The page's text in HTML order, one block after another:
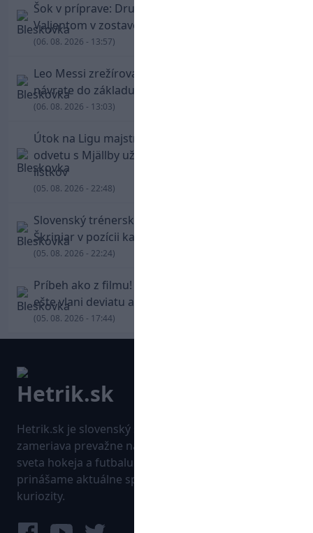
Šok v príprave: Druholigová Mallorca s
Valjentom v zostave zdolala PSG
(06. 08. 2026 - 13:57)
Leo Messi zrežíroval obrat Interu Miami, pri
návrate do základu strelil dva góly
(06. 08. 2026 - 13:03)
Útok na Ligu majstrov láka! Slovan hlási na
odvetu s Mjällby už viac ako 13-tisíc predaných
lístkov
(05. 08. 2026 - 22:48)
Slovenský trénerský súboj pre Borbélyho,
Škriniar v pozícii kapitána potiahol Fenerbahce
(05. 08. 2026 - 22:24)
Príbeh ako z filmu! Hrdina Slovana Kianga hral
ešte vlani deviatu anglickú ligu
(05. 08. 2026 - 17:44)
Hetrik.sk je slovenský športový portál, ktorý sa
zameriava prevažne na najnovšie informácie zo
sveta hokeja a futbalu. Pravidelne na dennej báze
prinášame aktuálne správy, góly, zaujímavosti a
kuriozity.